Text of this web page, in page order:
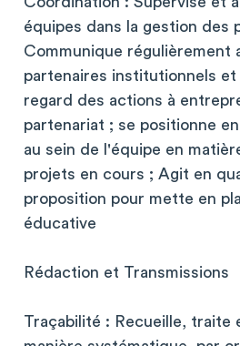
équipes dans la gestion des
Communique régulièrement
partenaires institutionnels et
regard des actions à
partenariat ; se positionne
au sein de l'équipe en
projets en cours ; Agit en
proposition pour mette en
éducative
Rédaction et Transmissions
Traçabilité : Recueille, traite